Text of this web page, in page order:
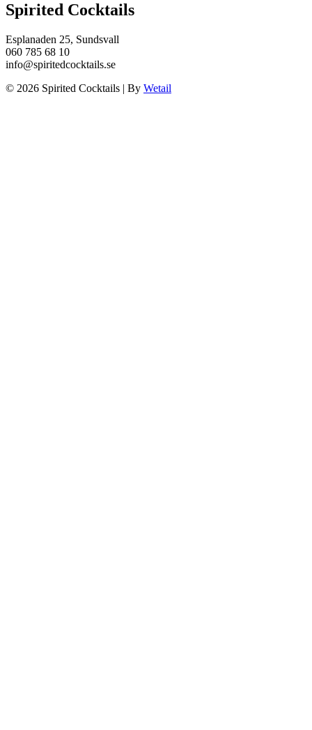
Spirited Cocktails
Esplanaden 25, Sundsvall
060 785 68 10
info@spiritedcocktails.se
© 2026 Spirited Cocktails | By Wetail